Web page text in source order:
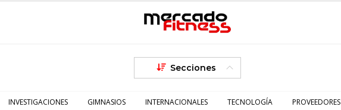
Secciones
INVESTIGACIONES GIMNASIOS INTERNACIONALES TECNOLOGÍA PROVEEDORES